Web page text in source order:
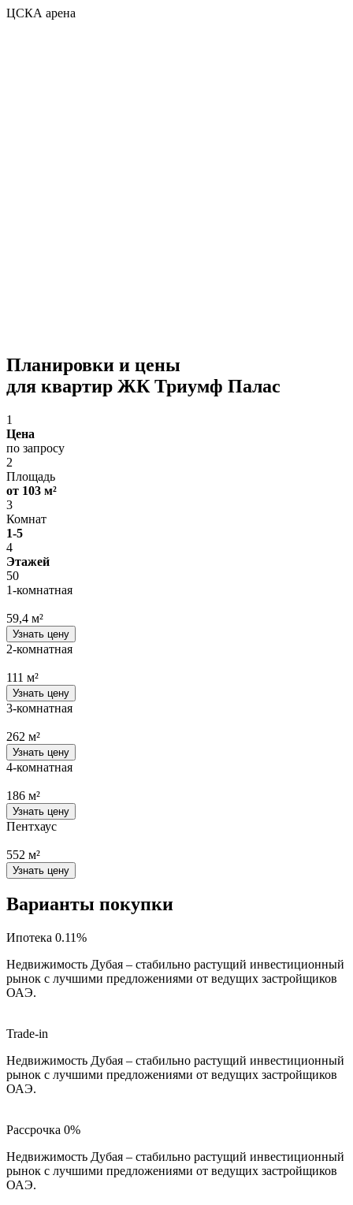
ЦСКА арена
Планировки и цены
для квартир ЖК Триумф Палас
1
Цена
по запросу
2
Площадь
от 103 м²
3
Комнат
1-5
4
Этажей
50
1-комнатная
59,4 м²
Узнать цену
2-комнатная
111 м²
Узнать цену
3-комнатная
262 м²
Узнать цену
4-комнатная
186 м²
Узнать цену
Пентхаус
552 м²
Узнать цену
Варианты покупки
Ипотека 0.11%
Недвижимость Дубая – стабильно растущий инвестиционный
рынок с лучшими предложениями от ведущих застройщиков
ОАЭ.
Trade-in
Недвижимость Дубая – стабильно растущий инвестиционный
рынок с лучшими предложениями от ведущих застройщиков
ОАЭ.
Рассрочка 0%
Недвижимость Дубая – стабильно растущий инвестиционный
рынок с лучшими предложениями от ведущих застройщиков
ОАЭ.